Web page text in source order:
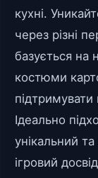
кухні.
через різні
базується на
костюми
Ідеально
унікальний
ігровий